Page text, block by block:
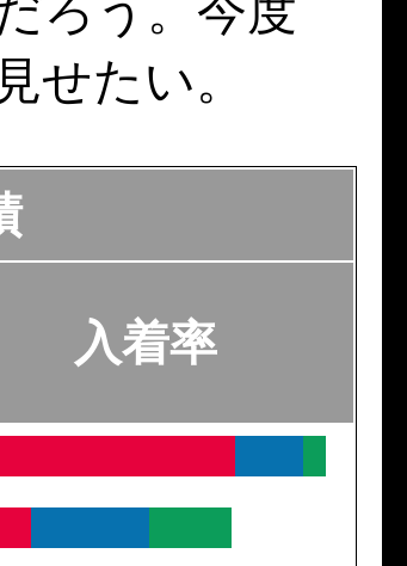
せたい。
入着率